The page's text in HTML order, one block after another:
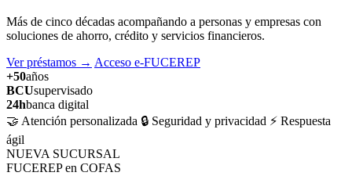
Más de cinco décadas acompañando a personas y empresas con
soluciones de ahorro, crédito y servicios financieros.
Ver préstamos → Acceso e-FUCEREP
+50años
BCUsupervisado
24hbanca digital
🤝 Atención personalizada 🔒 Seguridad y privacidad ⚡ Respuesta
ágil
NUEVA SUCURSAL
FUCEREP en COFAS